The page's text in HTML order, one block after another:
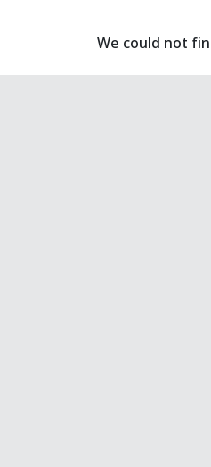
We could not